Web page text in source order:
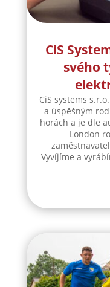
CiS
svého
CiS systems
a úspěšným
horách a je dle
London
Vyvíjíme a